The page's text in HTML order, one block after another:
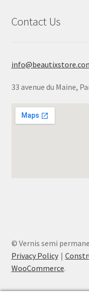
Contact Us
33 avenue du Maine,
© Vernis semi
Privacy Policy
WooCommerce.